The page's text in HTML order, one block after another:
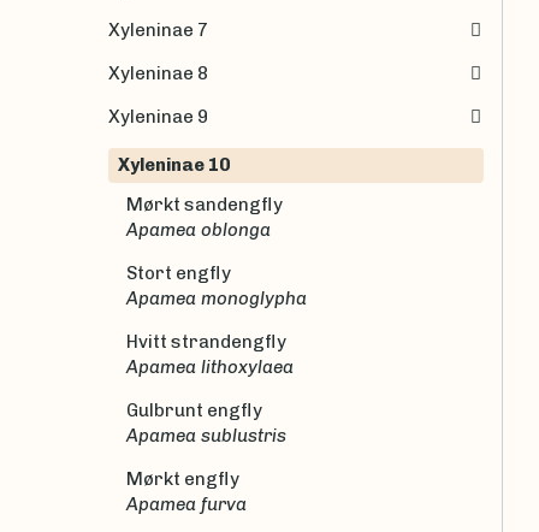
Xyleninae 7
Xyleninae 8
Xyleninae 9
Xyleninae 10
Mørkt sandengfly
Apamea oblonga
Stort engfly
Apamea monoglypha
Hvitt strandengfly
Apamea lithoxylaea
Gulbrunt engfly
Apamea sublustris
Mørkt engfly
Apamea furva